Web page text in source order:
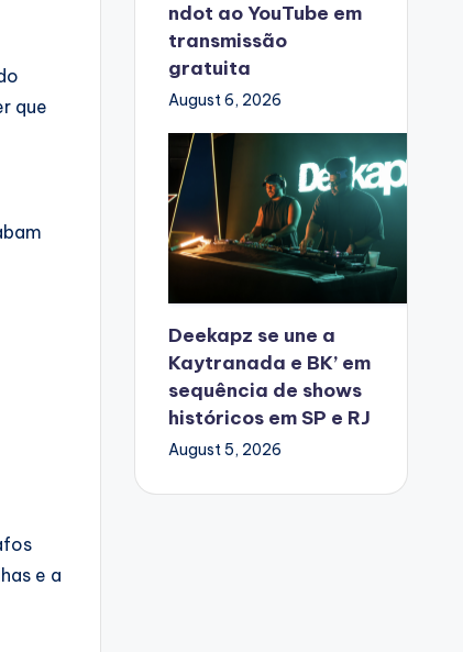
que
e a
ndot ao YouTube em
transmissão
gratuita
August 6, 2026
Deekapz se une a
Kaytranada e BK’ em
sequência de shows
históricos em SP e RJ
August 5, 2026